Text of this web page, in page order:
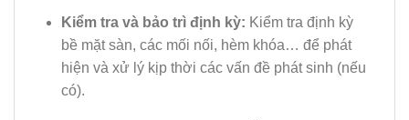
Kiểm tra và bảo trì định kỳ: Kiểm tra định kỳ
bề mặt sàn, các mối nối, hèm khóa… để phát
hiện và xử lý kịp thời các vấn đề phát sinh (nếu
có).